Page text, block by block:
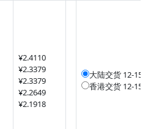
¥2.4110
¥2.3379
¥2.3379
¥2.2649
¥2.1918
大陆交货 12-15
香港交货 12-15